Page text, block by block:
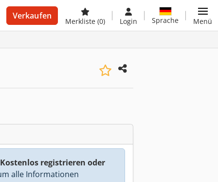
Verkaufen
Merkliste (0) Login Sprache Menü
Kostenlos registrieren oder
alle Informationen